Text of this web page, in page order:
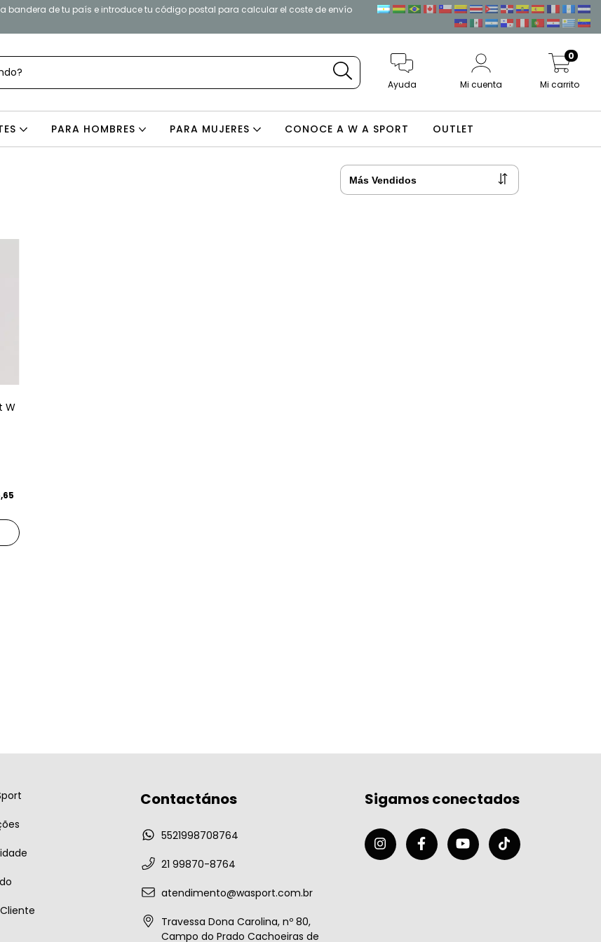
la bandera de tu país e introduce tu código postal para calcular el coste de envío
Ayuda Mi cuenta Mi carrito
0
PARA HOMBRES PARA MUJERES CONOCE A W A SPORT OUTLET
W
Contactános
5521998708764
21 99870-8764
atendimento@wasport.com.br
Travessa Dona Carolina, nº 80,
Campo do Prado Cachoeiras de
Sigamos conectados